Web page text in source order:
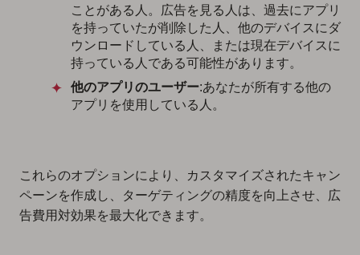
ことがある人。広告を見る人は、過去にアプリ
を持っていたが削除した人、他のデバイスにダ
ウンロードしている人、または現在デバイスに
持っている人である可能性があります。
他のアプリのユーザー:あなたが所有する他の
アプリを使用している人。
これらのオプションにより、カスタマイズされたキャン
ペーンを作成し、ターゲティングの精度を向上させ、広
告費用対効果を最大化できます。